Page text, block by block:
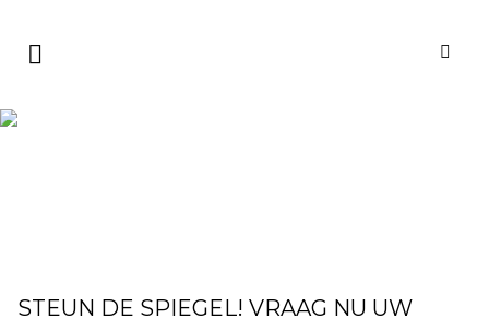
STEUN DE SPIEGEL! VRAAG NU UW